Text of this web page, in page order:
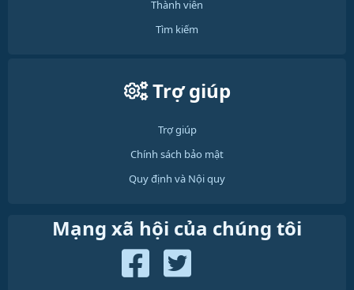
Thành viên
Tìm kiếm
Trợ giúp
Trợ giúp
Chính sách bảo mật
Quy định và Nội quy
Mạng xã hội của chúng tôi